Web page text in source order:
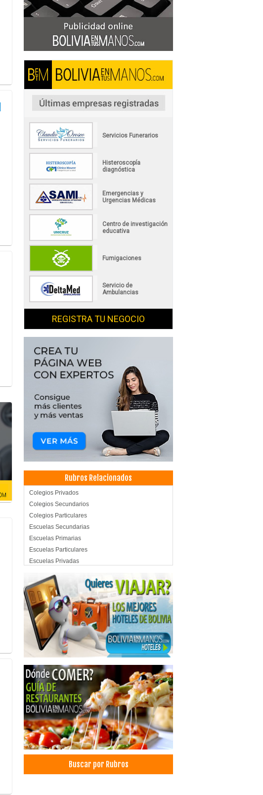
Servicios Funerarios
Histeroscopía
diagnóstica
Emergencias y
Urgencias Médicas
Centro de investigación
educativa
Fumigaciones
Servicio de
Ambulancias
REGISTRA TU NEGOCIO
Rubros Relacionados
Colegios Privados
Colegios Secundarios
Colegios Particulares
Escuelas Secundarias
Escuelas Primarias
Escuelas Particulares
Escuelas Privadas
Estética Integral
Estética Corporal
Fisioterapia Integral
Fisioterapia
Médicos Traumatólogos
Ortopedias
Medicina Estética
Médico Cirujano
Centro médico especializado en diagnóstico
Cirugía articular cadera y rodilla
Centros Médicos
Consultorios Médicos
Médicos Ortopedistas
Rehabilitación
Cirujanos plásticos
Médicos Cirujanos Plásticos, Estéticos y
Cardiología
Buscar por Rubros